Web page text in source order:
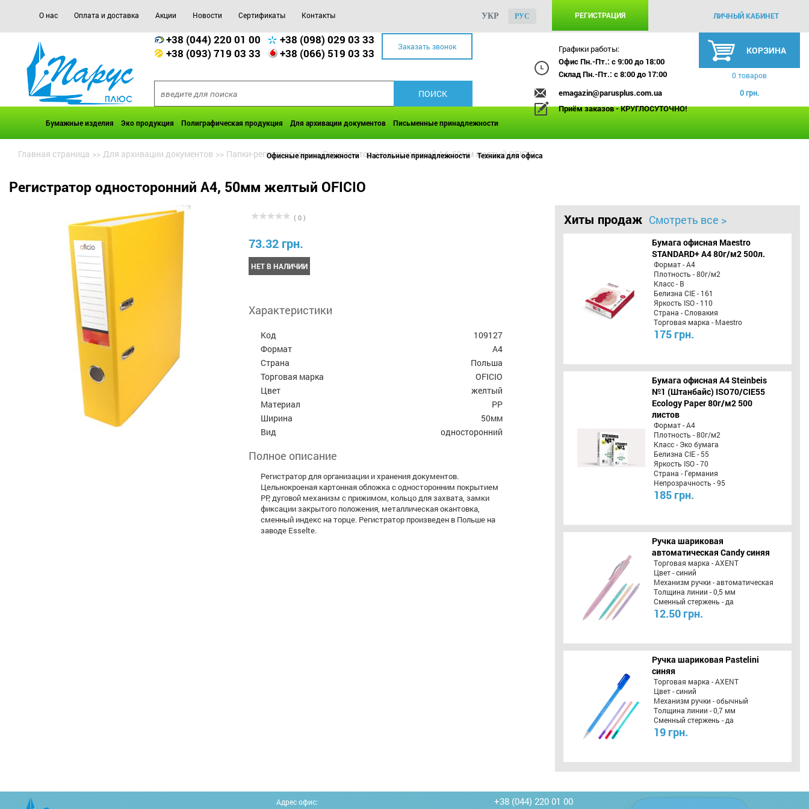
О нас Оплата и доставка Акции Новости Сертификаты Контакты РЕГИСТРАЦИЯ ЛИЧНЫЙ КАБИНЕТ
УКР РУС
+38 (044) 220 01 00
+38 (098) 029 03 33
+38 (093) 719 03 33
+38 (066) 519 03 33 Заказать звонок
Графики работы:
Офис Пн.-Пт.: с 9:00 до 18:00
Склад Пн.-Пт.: с 8:00 до 17:00
emagazin@parusplus.com.ua
Приём заказов - КРУГЛОСУТОЧНО!
КОРЗИНА
0 товаров
0 грн.
Бумажные изделия Эко продукция Полиграфическая продукция Для архивации документов Письменные принадлежности
Офисные принадлежности Настольные принадлежности Техника для офиса
Главная страница >> Для архивации документов >> Папки-регистраторы >> Регистратор односторонний А4, 50мм желтый OFICIO
Регистратор односторонний А4, 50мм желтый OFICIO
( 0 )
73.32 грн.
НЕТ В НАЛИЧИИ
Характеристики
Код
109127
Формат
А4
Страна
Польша
Торговая марка
OFICIO
Цвет
желтый
Материал
PP
Ширина
50мм
Вид
односторонний
Полное описание
Регистратор для организации и хранения документов.
Цельнокроеная картонная обложка с односторонним покрытием
PP, дуговой механизм с прижимом, кольцо для захвата, замки
фиксации закрытого положения, металлическая окантовка,
сменный индекс на торце. Регистратор произведен в Польше на
заводе Esselte.
Хиты продаж Смотреть все >
Бумага офисная Maestro
STANDARD+ А4 80г/м2 500л.
Формат - А4
Плотность - 80г/м2
Класс - B
Белизна CIE - 161
Яркость ISO - 110
Страна - Словакия
Торговая марка - Maestro
175 грн.
Бумага офисная A4 Steinbeis
№1 (Штанбайс) ISO70/СІЕ55
Ecology Paper 80г/м2 500
листов
Формат - А4
Плотность - 80г/м2
Класс - Эко бумага
Белизна CIE - 55
Яркость ISO - 70
Страна - Германия
Непрозрачность - 95
185 грн.
Ручка шариковая
автоматическая Candy синяя
Торговая марка - AXENT
Цвет - синий
Механизм ручки - автоматическая
Толщина линии - 0,5 мм
Сменный стержень - да
12.50 грн.
Ручка шариковая Pastelini
синяя
Торговая марка - AXENT
Цвет - синий
Механизм ручки - обычный
Толщина линии - 0,7 мм
Сменный стержень - да
19 грн.
Адрес офис:
+38 (044) 220 01 00